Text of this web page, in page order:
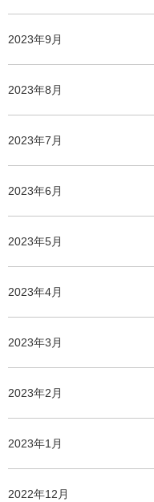
2023年9月
2023年8月
2023年7月
2023年6月
2023年5月
2023年4月
2023年3月
2023年2月
2023年1月
2022年12月